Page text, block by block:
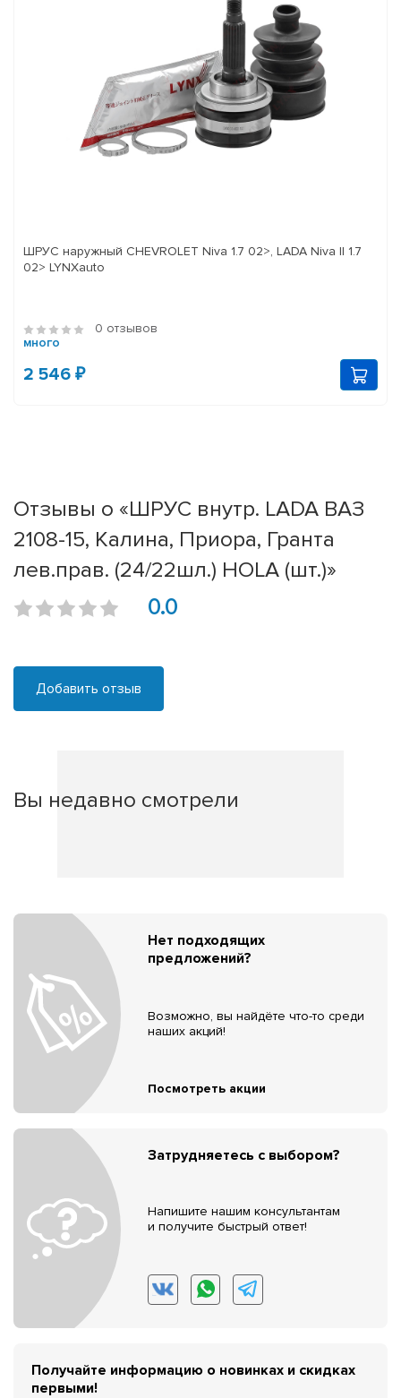
ШРУС наружный CHEVROLET Niva 1.7 02>, LADA Niva II 1.7
02> LYNXauto
0 отзывов
много
2 546 ₽
Отзывы о «ШРУС внутр. LADA ВАЗ
2108-15, Калина, Приора, Гранта
лев.прав. (24/22шл.) HOLA (шт.)»
0.0
Добавить отзыв
Вы недавно смотрели
Нет подходящих
предложений?
Возможно, вы найдёте что-то среди
наших акций!
Посмотреть акции
Затрудняетесь с выбором?
Напишите нашим консультантам
и получите быстрый ответ!
Получайте информацию о новинках и скидках
первыми!